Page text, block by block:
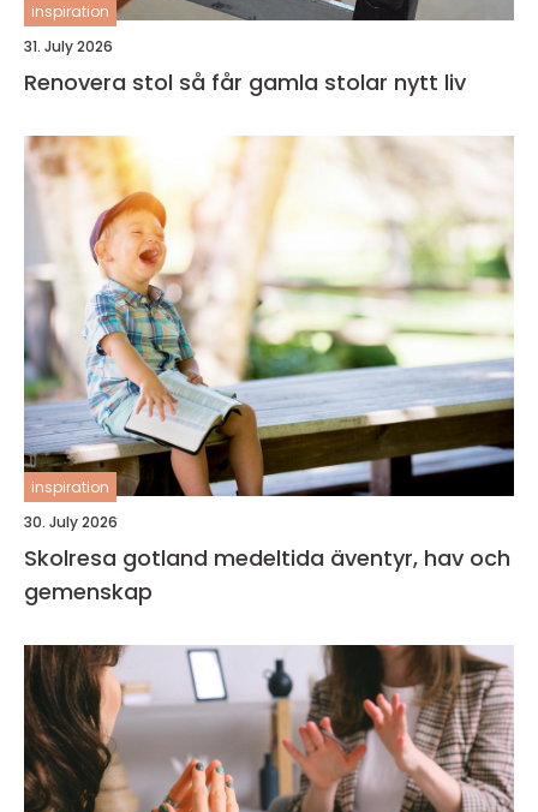
inspiration
31. July 2026
Renovera stol så får gamla stolar nytt liv
inspiration
30. July 2026
Skolresa gotland medeltida äventyr, hav och
gemenskap